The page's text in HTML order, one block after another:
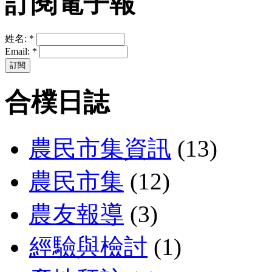
姓名: *
Email: *
合樸日誌
農民市集資訊 (13)
農民市集 (12)
農友報導 (3)
經驗與檢討 (1)